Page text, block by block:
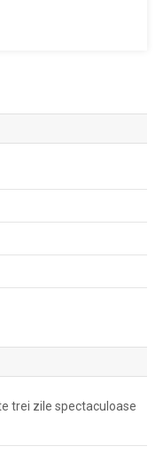
trei zile spectaculoase